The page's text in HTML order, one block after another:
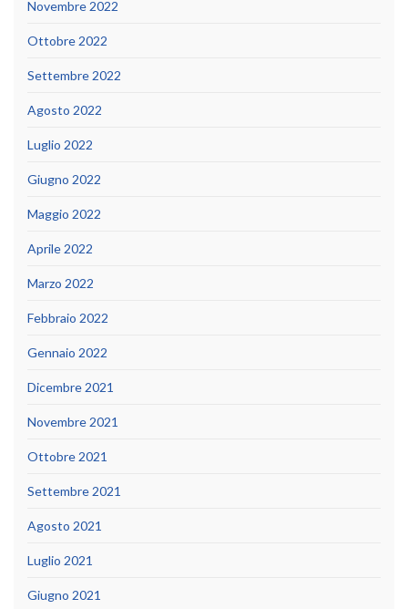
Novembre 2022
Ottobre 2022
Settembre 2022
Agosto 2022
Luglio 2022
Giugno 2022
Maggio 2022
Aprile 2022
Marzo 2022
Febbraio 2022
Gennaio 2022
Dicembre 2021
Novembre 2021
Ottobre 2021
Settembre 2021
Agosto 2021
Luglio 2021
Giugno 2021